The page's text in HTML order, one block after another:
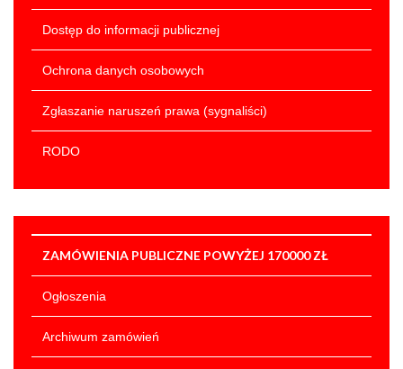
Kwestionariusz
osobowy dla
osoby
ubiegającej się
Artykuł został
zmieniony.
środa, 01
październik
Wojciech
załączniki
Informacja o
Dostęp do informacji publicznej
Ochrona danych osobowych
Zgłaszanie naruszeń prawa (sygnaliści)
RODO
ZAMÓWIENIA PUBLICZNE POWYŻEJ 170000 ZŁ
Ogłoszenia
Archiwum zamówień